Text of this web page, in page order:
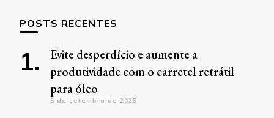
POSTS RECENTES
Evite desperdício e aumente a
produtividade com o carretel retrátil
para óleo
5 de setembro de 2025